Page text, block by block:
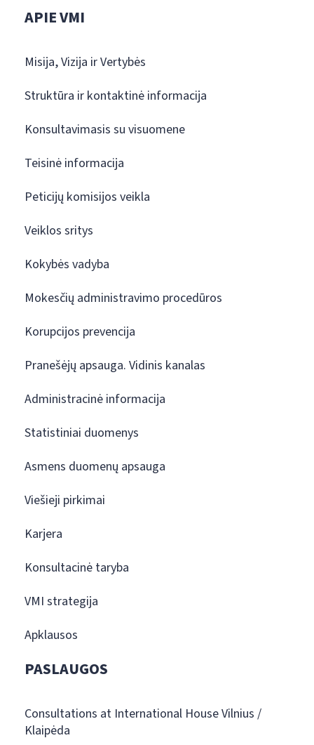
APIE VMI
Misija, Vizija ir Vertybės
Struktūra ir kontaktinė informacija
Konsultavimasis su visuomene
Teisinė informacija
Peticijų komisijos veikla
Veiklos sritys
Kokybės vadyba
Mokesčių administravimo procedūros
Korupcijos prevencija
Pranešėjų apsauga. Vidinis kanalas
Administracinė informacija
Statistiniai duomenys
Asmens duomenų apsauga
Viešieji pirkimai
Karjera
Konsultacinė taryba
VMI strategija
Apklausos
PASLAUGOS
Consultations at International House Vilnius /
Klaipėda